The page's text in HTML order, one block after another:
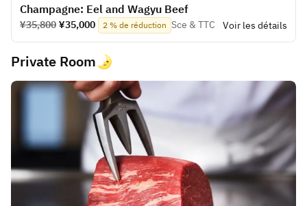
Champagne: Eel and Wagyu Beef
¥35,800 ¥35,000 2 % de réduction Sce & TTC Voir les détails
Private Room🌛